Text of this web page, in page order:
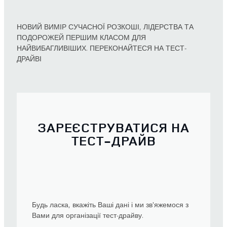
НОВИЙ ВИМІР СУЧАСНОЇ РОЗКОШІ, ЛІДЕРСТВА ТА
ПОДОРОЖЕЙ ПЕРШИМ КЛАСОМ ДЛЯ
НАЙВИБАГЛИВІШИХ. ПЕРЕКОНАЙТЕСЯ НА ТЕСТ-
ДРАЙВІ
ЗАРЕЄСТРУВАТИСЯ НА
ТЕСТ-ДРАЙВ
Будь ласка, вкажіть Ваші дані і ми зв'яжемося з
Вами для організації тест-драйву.